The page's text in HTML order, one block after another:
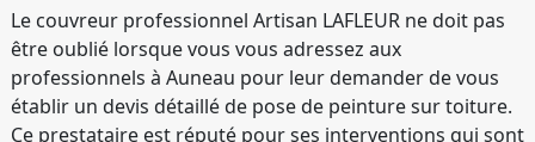
Le couvreur professionnel Artisan LAFLEUR ne doit pas
être oublié lorsque vous vous adressez aux
professionnels à Auneau pour leur demander de vous
établir un devis détaillé de pose de peinture sur toiture.
Ce prestataire est réputé pour ses interventions qui sont